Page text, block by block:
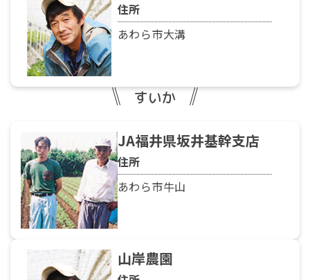
住所
あわら市大溝
すいか
JA福井県坂井基幹支店
住所
あわら市牛山
山岸農園